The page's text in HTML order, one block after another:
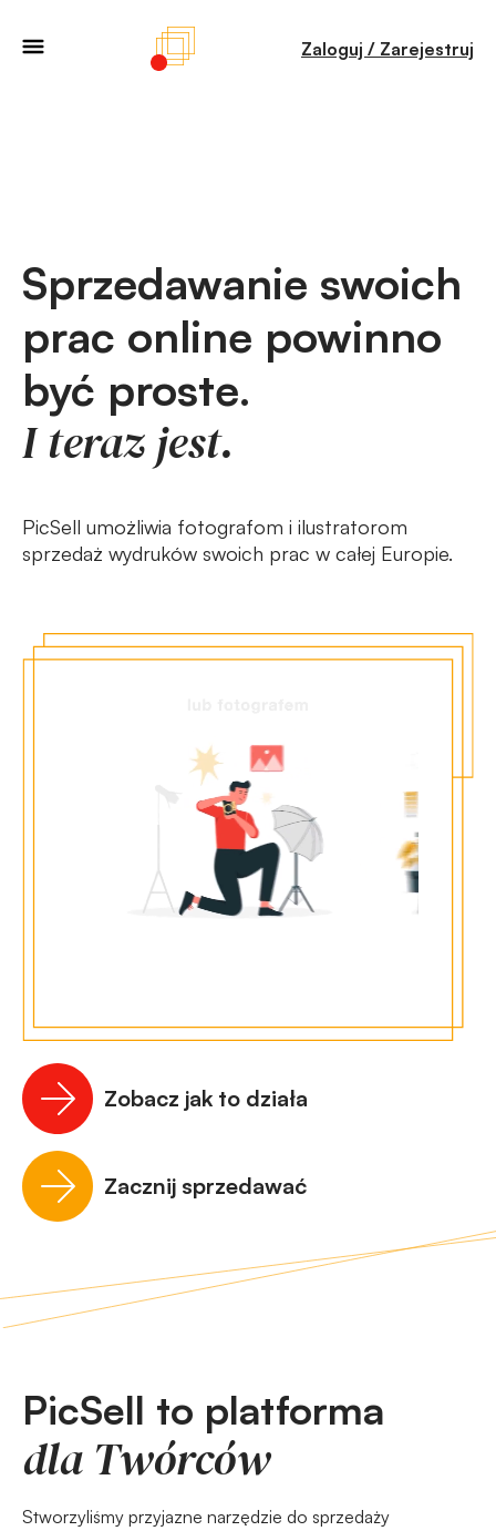
Zaloguj / Zarejestruj
Sprzedawanie swoich
prac online powinno
być proste.
I teraz jest.
PicSell umożliwia fotografom i ilustratorom
sprzedaż wydruków swoich prac w całej Europie.
Zobacz jak to działa
Zacznij sprzedawać
PicSell to platforma
dla Twórców
Stworzyliśmy przyjazne narzędzie do sprzedaży